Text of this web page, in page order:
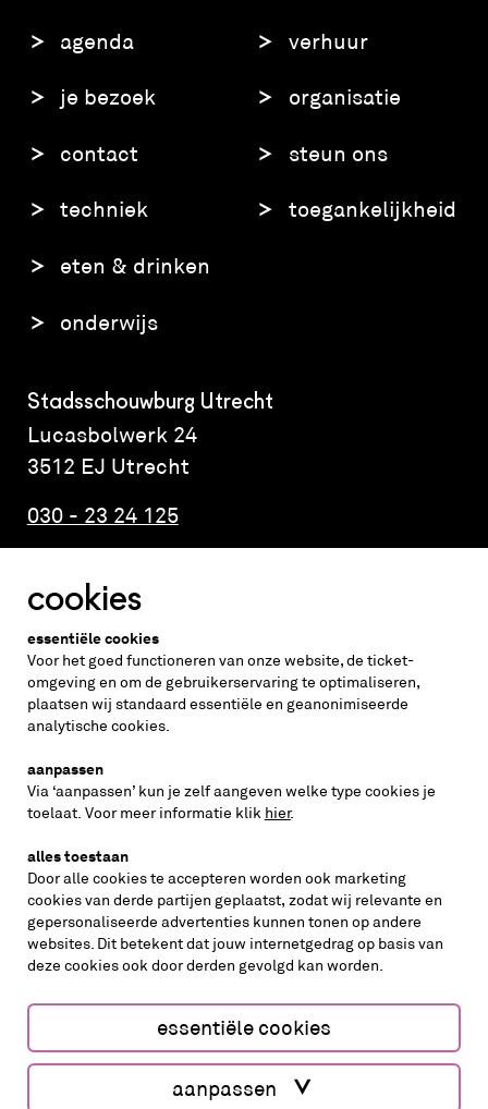
agenda
je bezoek
contact
techniek
eten & drinken
onderwijs
verhuur
organisatie
steun ons
toegankelijkheid
Stadsschouwburg Utrecht
Lucasbolwerk 24
3512 EJ Utrecht
030 - 23 24 125
Altijd weten wat er speelt?
vraag de nieuwsbrief aan
inschrijven
volg ons op
cookies aanpassen cookies/privacy
Website by The Cre8ion.Lab
cookies
essentiële cookies
Voor het goed functioneren van onze website, de ticket-
omgeving en om de gebruikerservaring te optimaliseren,
plaatsen wij standaard essentiële en geanonimiseerde
analytische cookies.
aanpassen
Via ‘aanpassen’ kun je zelf aangeven welke type cookies je
toelaat. Voor meer informatie klik hier.
alles toestaan
Door alle cookies te accepteren worden ook marketing
cookies van derde partijen geplaatst, zodat wij relevante en
gepersonaliseerde advertenties kunnen tonen op andere
websites. Dit betekent dat jouw internetgedrag op basis van
deze cookies ook door derden gevolgd kan worden.
essentiële cookies
aanpassen